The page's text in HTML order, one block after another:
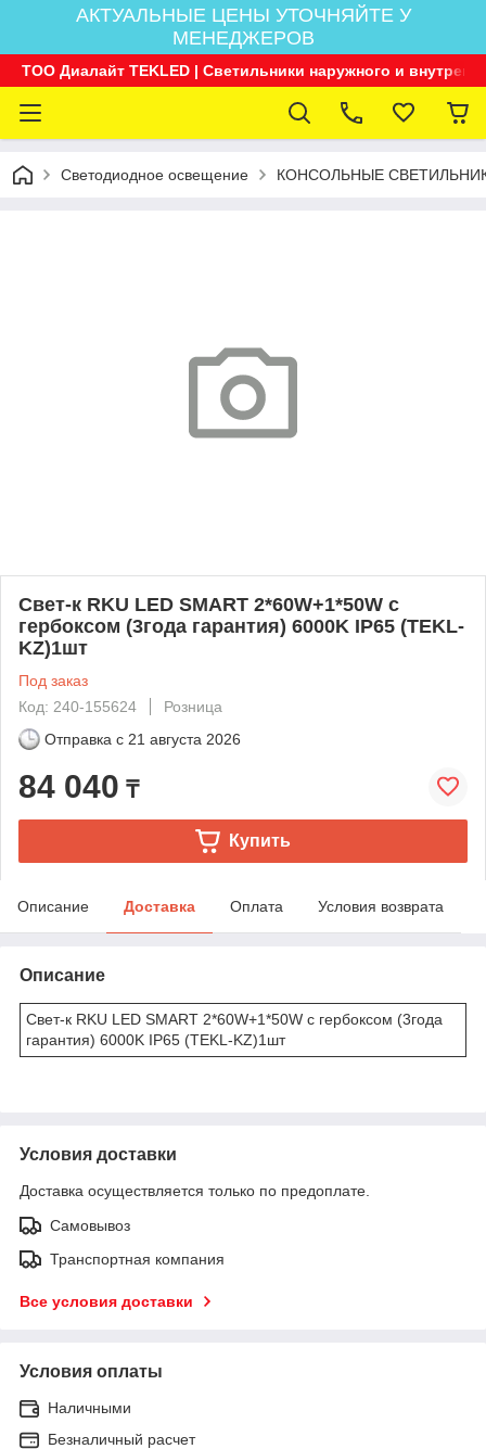
АКТУАЛЬНЫЕ ЦЕНЫ УТОЧНЯЙТЕ У
МЕНЕДЖЕРОВ
ТОО Диалайт TEKLED | Светильники наружного и
Светодиодное освещение КОНСОЛЬНЫЕ
Свет-к RKU LED SMART 2*60W+1*50W с
гербоксом (3года гарантия) 6000K IP65 (TEKL-
KZ)1шт
Под заказ
Код: 240-155624
Розница
Отправка с 21 августа 2026
84 040 ₸
Купить
Описание Доставка Оплата Условия возврата
Описание
Свет-к RKU LED SMART 2*60W+1*50W с гербоксом (3года
гарантия) 6000K IP65 (TEKL-KZ)1шт
Условия доставки
Доставка осуществляется только по предоплате.
Самовывоз
Транспортная компания
Все условия доставки
Условия оплаты
Наличными
Безналичный расчет